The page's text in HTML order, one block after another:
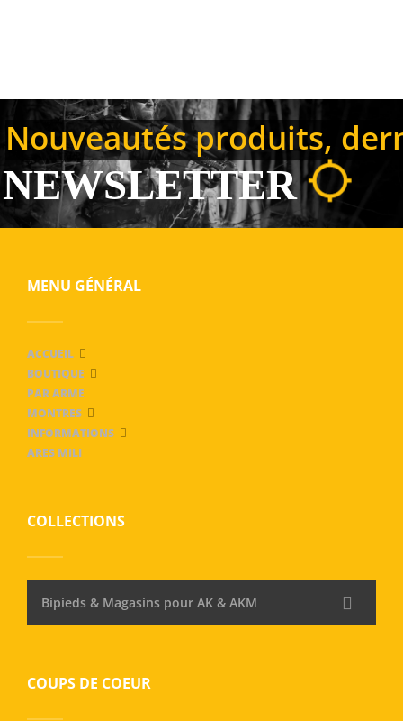
Nouveautés produits,
NEWSLETTER
MENU GÉNÉRAL
ACCUEIL
BOUTIQUE
PAR ARME
MONTRES
INFORMATIONS
ARES MILI
COLLECTIONS
Bipieds & Magasins pour AK & AKM
COUPS DE COEUR